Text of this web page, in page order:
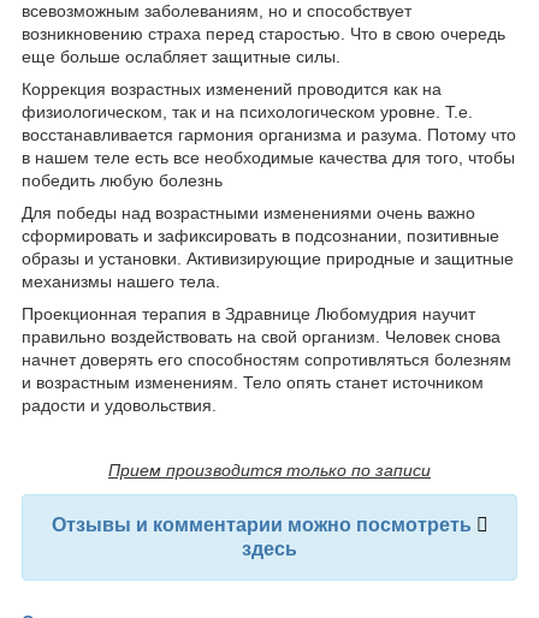
всевозможным заболеваниям, но и способствует
возникновению страха перед старостью. Что в свою очередь
еще больше ослабляет защитные силы.
Коррекция возрастных изменений проводится как на
физиологическом, так и на психологическом уровне. Т.е.
восстанавливается гармония организма и разума. Потому что
в нашем теле есть все необходимые качества для того, чтобы
победить любую болезнь
Для победы над возрастными изменениями очень важно
сформировать и зафиксировать в подсознании, позитивные
образы и установки. Активизирующие природные и защитные
механизмы нашего тела.
Проекционная терапия в Здравнице Любомудрия научит
правильно воздействовать на свой организм. Человек снова
начнет доверять его способностям сопротивляться болезням
и возрастным изменениям. Тело опять станет источником
радости и удовольствия.
Прием производится только по записи
Отзывы и комментарии можно посмотреть
здесь